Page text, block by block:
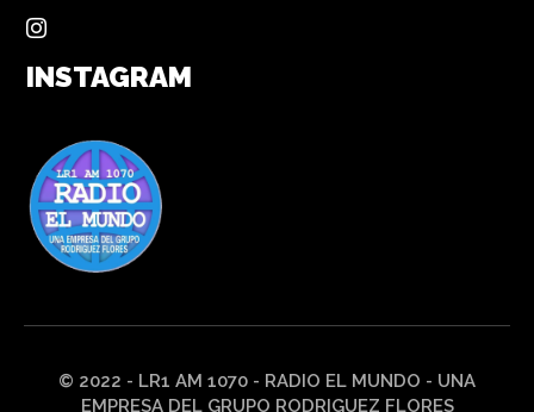
INSTAGRAM
© 2022 - LR1 AM 1070 - RADIO EL MUNDO - UNA
EMPRESA DEL GRUPO RODRIGUEZ FLORES